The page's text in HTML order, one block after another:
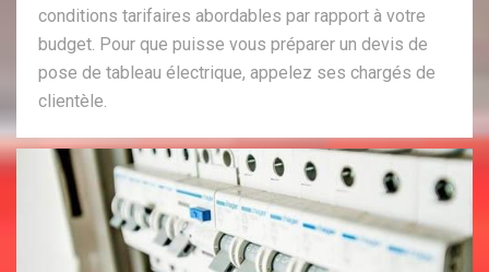
conditions tarifaires abordables par rapport à votre
budget. Pour que puisse vous préparer un devis de
pose de tableau électrique, appelez ses chargés de
clientèle.